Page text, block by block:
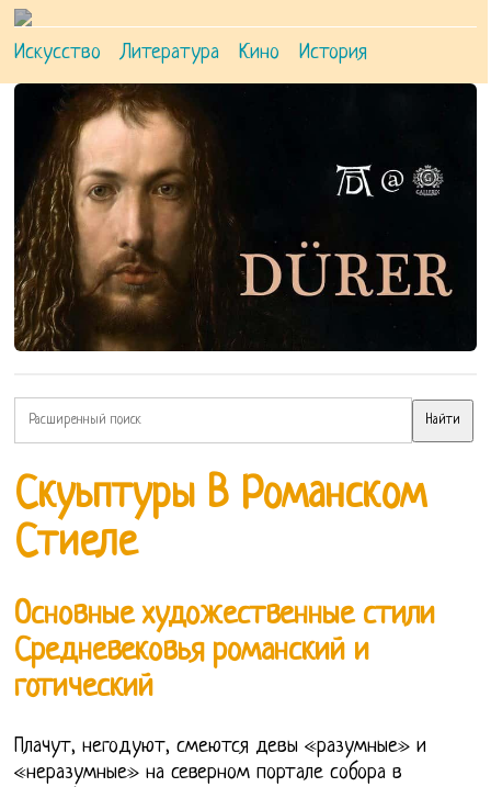
Искусство Литература Кино История
Скуьптуры В Романском
Стиеле
Основные художественные стили
Средневековья романский и
готический
Плачут, негодуют, смеются девы «разумные» и
«неразумные» на северном портале собора в